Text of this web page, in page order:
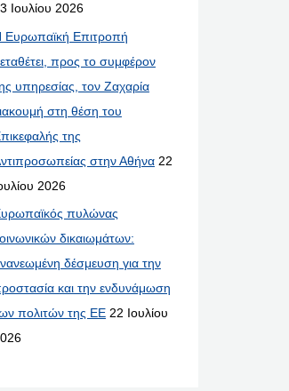
Ιουλίου 2026
Ευρωπαϊκή Επιτροπή
προς το συμφέρον
υπηρεσίας, τον Ζαχαρία
στη θέση του
της
στην Αθήνα 22
2026
πυλώνας
δικαιωμάτων:
δέσμευση για την
και την ενδυνάμωση
πολιτών της ΕΕ 22 Ιουλίου